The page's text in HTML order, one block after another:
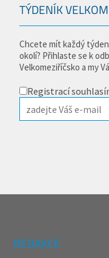
TÝDENÍK
Chcete mít každý
okolí? Přihlaste se k
Velkomeziříčsko a my
Registrací
REDAKCE